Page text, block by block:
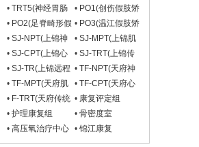
传统康复组)
传统康复组)
• TRT5(神经胃肠
传统康复组)
• PO1(创伤假肢矫
形治疗组/本部)
• PO2(足脊畸形假
肢矫形治疗组/本
部)
• PO3(温江假肢矫
形治疗组/温江)
• SJ-NPT(上锦神
经物理治疗组)
• SJ-MPT(上锦肌
骨物理治疗组)
• SJ-CPT(上锦心
肺与重症物理治疗
组)
• SJ-TRT(上锦传
统康复组)
• SJ-TR(上锦远程
康复组)
• TF-NPT(天府神
经物理治疗组)
• TF-MPT(天府肌
骨物理治疗组)
• TF-CPT(天府心
肺与重症物理治疗
组)
• F-TRT(天府传统
康复组)
• 康复评定组
• 护理康复组 • 骨密度室
• 高压氧治疗中心 • 锦江康复